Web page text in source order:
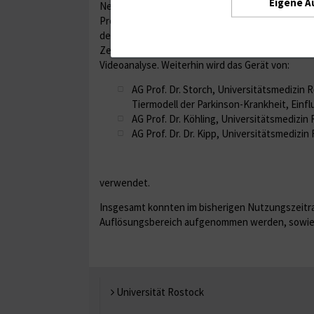
Neurodegeneration "Albrecht Kossel" (AG PD Dr.
Prof. Dr. Dr. Hermann, AG Dr. Lukas, AG PD Dr.
der Erforschung von Proteinfehlfaltung,
Zellorganellmorphologie/-funktion inkl.
Videoanalyse. Weiterhin wird das Gerät von:
AG Prof. Dr. Storch, Universitätsmedizin
Tiermodell der Parkinson-Krankheit,
AG Prof. Dr. Köhling,
AG Prof. Dr. Dr. Kipp,
verwendet.
Insgesamt konnten im bisherigen
Auflösungsbereich aufgenommen werden,
Universität Rostock